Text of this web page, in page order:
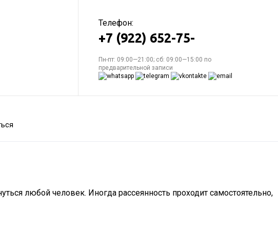
Телефон:
+7 (922) 652-75-
Пн-пт: 09:00—21:00; сб: 09:00—15:00 по
предварительной записи
любой человек. Иногда рассеянность проходит самостоятельно,